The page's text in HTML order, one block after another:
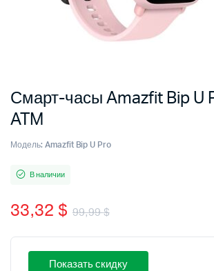
Смарт-часы Amazfit Bip U
ATM
Модель: Amazfit Bip U Pro
В наличии
99,99$
цена
33,32 $
Текущая
цена:
Показать скидку